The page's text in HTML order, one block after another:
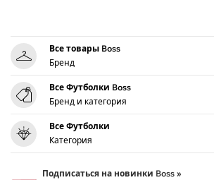
Все товары Boss
Бренд
Все Футболки Boss
Бренд и категория
Все Футболки
Категория
Подписаться на новинки Boss »